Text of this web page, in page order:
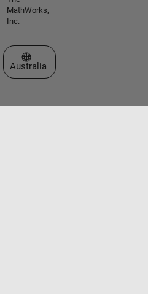
MathWorks,
Inc.
Select a Web Site
Australia